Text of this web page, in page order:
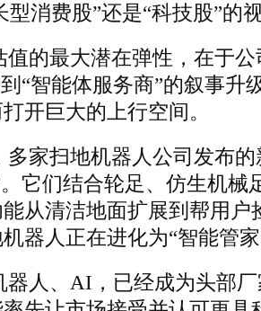
型消费股”还是“科技股”的
值的最大潜在弹性，在于
“智能体服务商”的叙事升
开巨大的上行空间。
多家扫地机器人公司发布
它们结合轮足、仿生机械
从清洁地面扩展到帮用户
器人正在进化为“智能管
器人、AI，已经成为头部